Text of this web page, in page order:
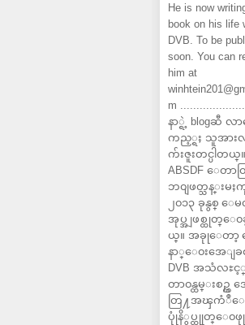
He is now
book on his life
DVB. To be
soon. You can
him at
m
နာ္ရဲ့ blogဆီ လ
ကည့္ရႈ သူအား
က်းဇူးတင္ပါတယ္။
ABSDF ေတာ
ဘ၀ျဖတ္သန္းမ
၂၀၁၃ ခုနွစ္ ေ
အုပ္အျဖစ္ထုတ္ေ၀
ယ္။ အခုုေတာ့
နာ္ေ၀းအေျ
DVB အသံလႊင့္
တာ၀န္ထမ္းစဥ္က
တြ႔အၾကံဳ
ပုုံနိွပ္ထုုတ္ေ၀